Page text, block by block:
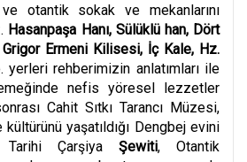
ve otantik sokak ve mekanlarını
Hasanpaşa Hanı, Sülüklü han, Dört
Grigor Ermeni Kilisesi, İç Kale, Hz.
yerleri rehberimizin anlatımları ile
nefis yöresel lezzetler
Cahit Sıtkı Tarancı Müzesi,
yaşatıldığı Dengbej evini
Tarihi Çarşiya Şewiti, Otantik